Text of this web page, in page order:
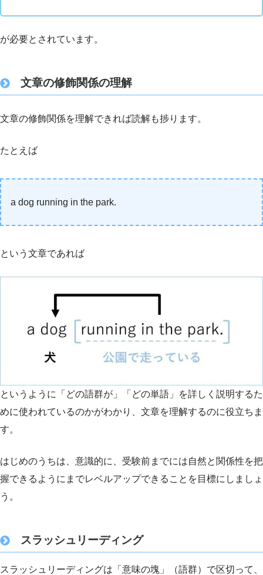
が必要とされています。
文章の修飾関係の理解
文章の修飾関係を理解できれば読解も捗ります。
たとえば
a dog running in the park.
という文章であれば
というように「どの語群が」「どの単語」を詳しく説明するた
めに使われているのかがわかり、文章を理解するのに役立ちま
す。
はじめのうちは、意識的に、受験前までには自然と関係性を把
握できるようにまでレベルアップできることを目標にしましょ
う。
スラッシュリーディング
スラッシュリーディングは「意味の塊」（語群）で区切って、